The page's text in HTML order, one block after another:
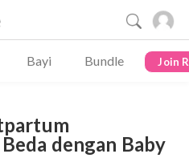
Bayi Bundle Join
dengan Baby